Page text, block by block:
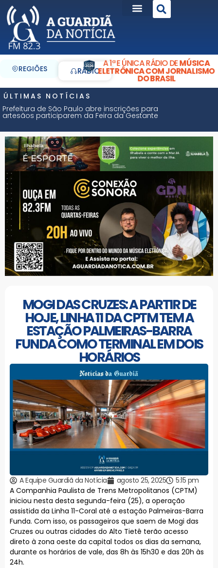
REGIÕES RÁDIO
A 1ª E ÚNICA RÁDIO DEMÚSICA
ELETRÔNICA COM JORNALISMO
DO BRASIL
ÚLTIMAS NOTÍCIAS
Prefeitura de São Paulo abre inscrições para
artesãos participarem da Feira da Gestante
MOGI DAS CRUZES: A PARTIR DE
HOJE, LINHA 11 DA CPTM TEM A
ESTAÇÃO PALMEIRAS-BARRA
FUNDA COMO TERMINAL EM DOIS
HORÁRIOS
A Equipe Guardiã da Notícia agosto 25, 2025
5:15 pm
A Companhia Paulista de Trens Metropolitanos (CPTM)
iniciou nesta desta segunda-feira (25), a operação
assistida da Linha 11-Coral até a estação Palmeiras-Barra
Funda. Com isso, os passageiros que saem de Mogi das
Cruzes ou outras cidades do Alto Tietê terão acesso
direto à zona oeste da capital todos os dias da semana,
durante os horários de vale, das 8h às 15h30 e das 20h às
24h.